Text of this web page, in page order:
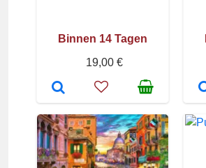
Binnen 14 Tagen
19,00 €